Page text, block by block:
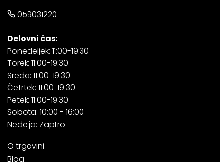
059031220
Delovni čas:
Ponedeljek: 11:00-19:30
Torek: 11:00-19:30
Sreda: 11:00-19:30
Četrtek: 11:00-19:30
Petek: 11:00-19:30
Sobota: 10:00 - 16:00
Nedelja: Zaptro
O trgovini
Blog